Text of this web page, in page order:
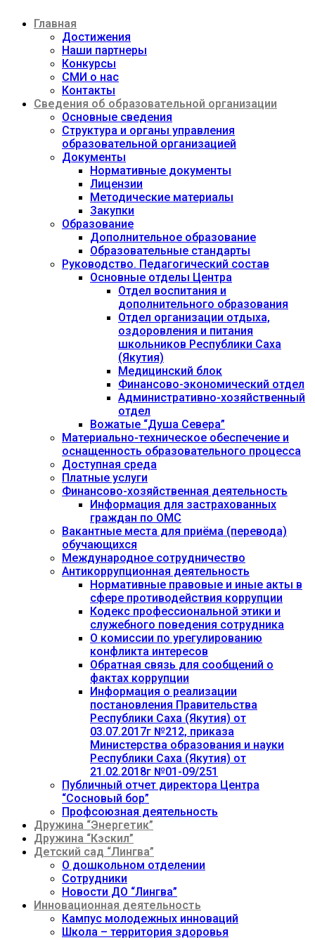
содержимому
Главная
Достижения
Наши партнеры
Конкурсы
СМИ о нас
Контакты
Сведения об образовательной организации
Основные сведения
Структура и органы управления
образовательной организацией
Документы
Нормативные документы
Лицензии
Методические материалы
Закупки
Образование
Дополнительное образование
Образовательные стандарты
Руководство. Педагогический состав
Основные отделы Центра
Отдел воспитания и
дополнительного образования
Отдел организации отдыха,
оздоровления и питания
школьников Республики Саха
(Якутия)
Медицинский блок
Финансово-экономический отдел
Административно-хозяйственный
отдел
Вожатые “Душа Севера”
Материально-техническое обеспечение и
оснащенность образовательного процесса
Доступная среда
Платные услуги
Финансово-хозяйственная деятельность
Информация для застрахованных
граждан по ОМС
Вакантные места для приёма (перевода)
обучающихся
Международное сотрудничество
Антикоррупционная деятельность
Нормативные правовые и иные акты в
сфере противодействия коррупции
Кодекс профессиональной этики и
служебного поведения сотрудника
О комиссии по урегулированию
конфликта интересов
Обратная связь для сообщений о
фактах коррупции
Информация о реализации
постановления Правительства
Республики Саха (Якутия) от
03.07.2017г №212, приказа
Министерства образования и науки
Республики Саха (Якутия) от
21.02.2018г №01-09/251
Публичный отчет директора Центра
“Сосновый бор”
Профсоюзная деятельность
Дружина “Энергетик”
Дружина “Кэскил”
Детский сад “Лингва”
О дошкольном отделении
Сотрудники
Новости ДО “Лингва”
Инновационная деятельность
Кампус молодежных инноваций
Школа – территория здоровья